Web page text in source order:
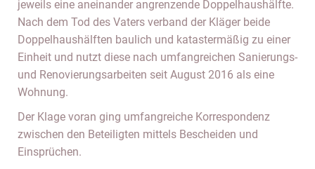
jeweils eine aneinander angrenzende Doppelhaushälfte.
Nach dem Tod des Vaters verband der Kläger beide
Doppelhaushälften baulich und katastermäßig zu einer
Einheit und nutzt diese nach umfangreichen Sanierungs-
und Renovierungsarbeiten seit August 2016 als eine
Wohnung.
Der Klage voran ging umfangreiche Korrespondenz
zwischen den Beteiligten mittels Bescheiden und
Einsprüchen.